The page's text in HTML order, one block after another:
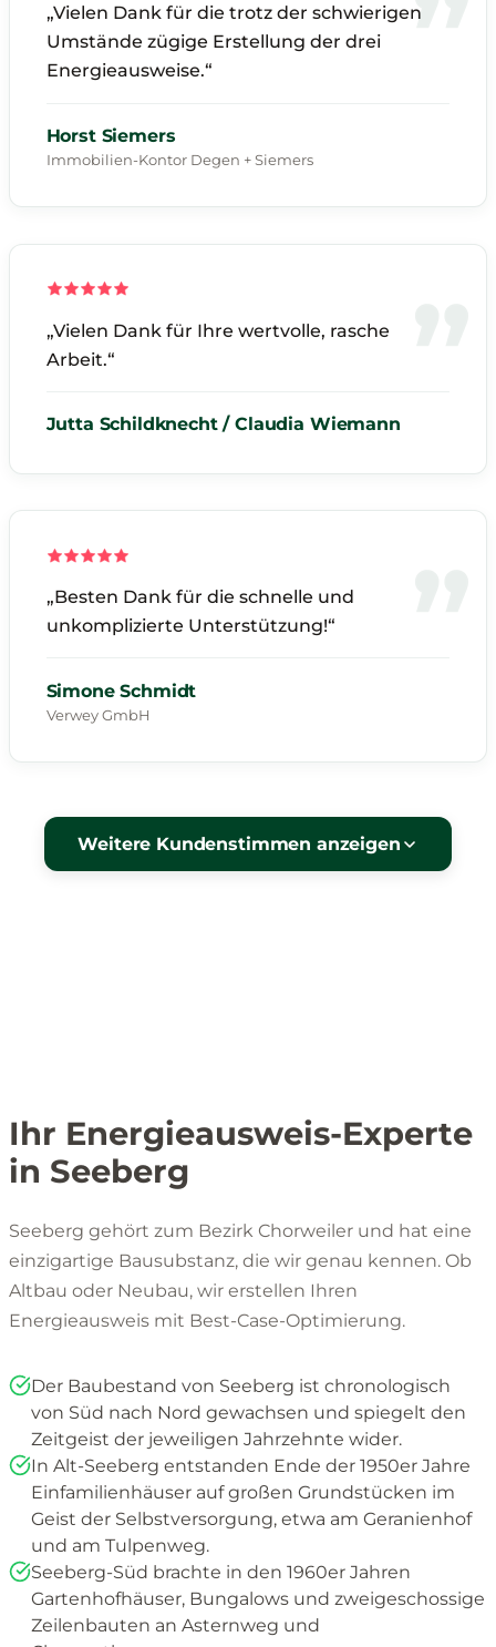
„Vielen Dank für die trotz der schwierigen
Umstände zügige Erstellung der drei
Energieausweise.“
Horst Siemers
Immobilien-Kontor Degen + Siemers
„Vielen Dank für Ihre wertvolle, rasche
Arbeit.“
Jutta Schildknecht / Claudia Wiemann
„Besten Dank für die schnelle und
unkomplizierte Unterstützung!“
Simone Schmidt
Verwey GmbH
Weitere Kundenstimmen anzeigen
Ihr Energieausweis-Experte
in Seeberg
Seeberg gehört zum Bezirk Chorweiler und hat eine
einzigartige Bausubstanz, die wir genau kennen. Ob
Altbau oder Neubau, wir erstellen Ihren
Energieausweis mit Best-Case-Optimierung.
Der Baubestand von Seeberg ist chronologisch
von Süd nach Nord gewachsen und spiegelt den
Zeitgeist der jeweiligen Jahrzehnte wider.
In Alt-Seeberg entstanden Ende der 1950er Jahre
Einfamilienhäuser auf großen Grundstücken im
Geist der Selbstversorgung, etwa am Geranienhof
und am Tulpenweg.
Seeberg-Süd brachte in den 1960er Jahren
Gartenhofhäuser, Bungalows und zweigeschossige
Zeilenbauten an Asternweg und